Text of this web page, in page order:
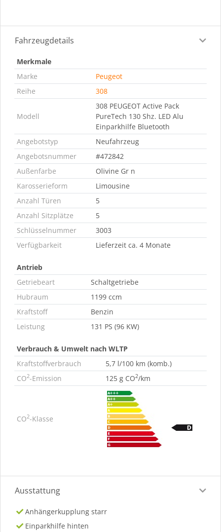
Fahrzeugdetails
Merkmale
Marke
Peugeot
Reihe
308
Modell
308 PEUGEOT Active Pack
PureTech 130 Shz. LED Alu
Einparkhilfe Bluetooth
Angebotstyp
Neufahrzeug
Angebotsnummer
#472842
Außenfarbe
Olivine Gr n
Karosserieform
Limousine
Anzahl Türen
5
Anzahl Sitzplätze
5
Schlüsselnummer
3003
Verfügbarkeit
Lieferzeit ca. 4 Monate
Antrieb
Getriebeart
Schaltgetriebe
Hubraum
1199 ccm
Kraftstoff
Benzin
Leistung
131 PS (96 KW)
Verbrauch & Umwelt nach WLTP
Kraftstoffverbrauch
5,7 l/100 km (komb.)
CO2-Emission 125 g CO2/km
CO2-Klasse
Ausstattung
Anhängerkupplung starr
Einparkhilfe hinten